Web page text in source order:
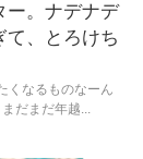
ー。ナデナデ
て、とろけち
くなるものなーん
だまだ年越...